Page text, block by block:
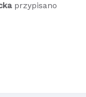
przypisano